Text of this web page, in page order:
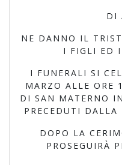
DI
NE DANNO IL
I FIGLI ED
I FUNERALI SI
MARZO ALLE ORE
DI SAN MATERNO
PRECEDUTI DALLA
DOPO LA
PROSEGUIRÀ